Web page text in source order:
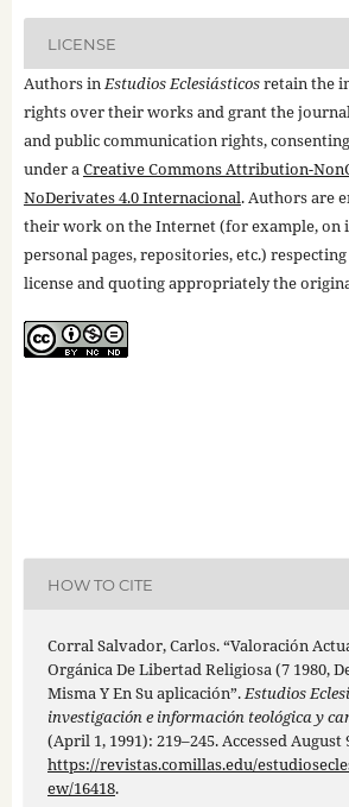
LICENSE
Authors inEstudios Eclesiásticosretain the
rights over their works and grant the
and public communication rights,
under aCreative Commons Attribution-
NoDerivates 4.0 Internacional. Authors are
their work on the Internet (for example,
personal pages, repositories, etc.)
license and quoting appropriately the
HOW TO CITE
Corral Salvador, Carlos. “Valoración
Orgánica De Libertad Religiosa (7 1980,
Misma Y En Su aplicación”.Estudios
investigación e información teológica y
(April 1, 1991): 219–245. Accessed August
https://revistas.comillas.edu/
ew/16418.